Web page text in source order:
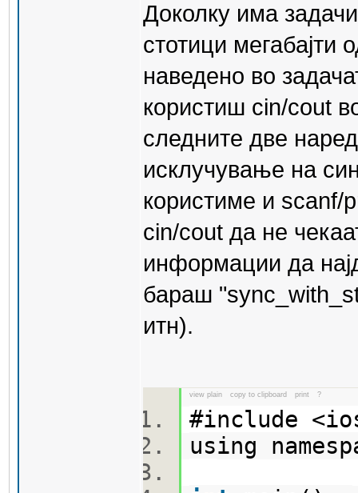
Доколку има
стотици мегабајти
наведено во
користиш cin/cout
следните две
исклучување на
користиме и scanf/
cin/cout да не
информации да
бараш
итн).
view plain copy to clipboard print ?
#include
using